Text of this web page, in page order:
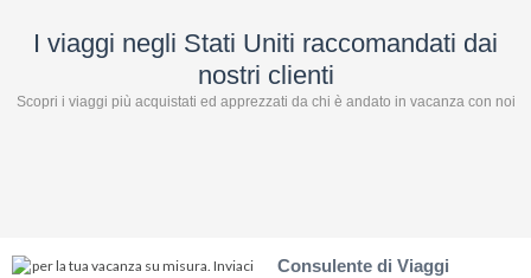
I viaggi negli Stati Uniti raccomandati dai
nostri clienti
Scopri i viaggi più acquistati ed apprezzati da chi è andato in vacanza con noi
Consulente di Viaggi